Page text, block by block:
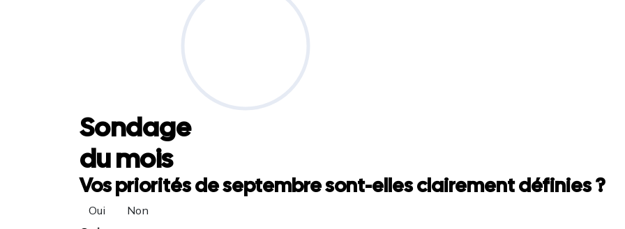
Sondage
du mois
Vos priorités de septembre sont-elles clairement définies ?
Oui Non